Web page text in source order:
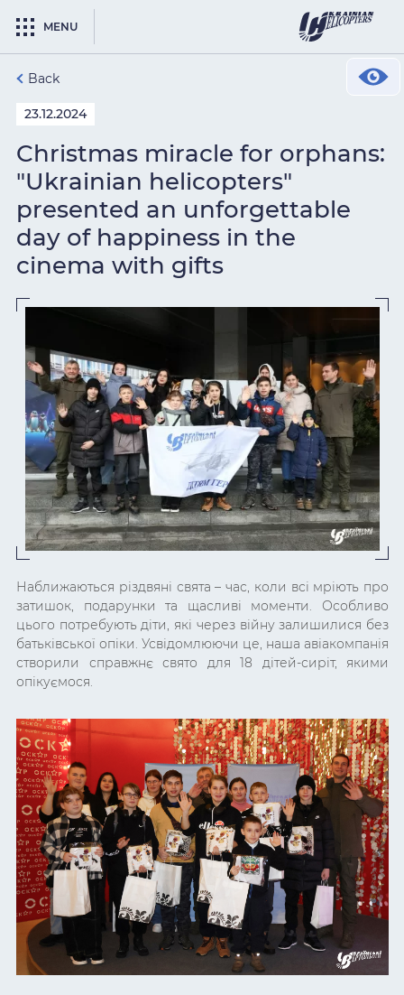
MENU
Back
23.12.2024
Christmas miracle for orphans:
"Ukrainian helicopters"
presented an unforgettable
day of happiness in the
cinema with gifts
Наближаються різдвяні свята – час, коли всі мріють про
затишок, подарунки та щасливі моменти. Особливо
цього потребують діти, які через війну залишилися без
батьківської опіки. Усвідомлюючи це, наша авіакомпанія
створили справжнє свято для 18 дітей-сиріт, якими
опікуємося.